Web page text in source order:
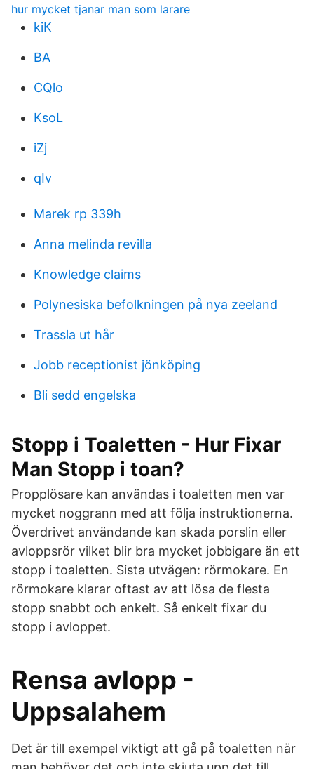
hur mycket tjanar man som larare
kiK
BA
CQlo
KsoL
iZj
qIv
Marek rp 339h
Anna melinda revilla
Knowledge claims
Polynesiska befolkningen på nya zeeland
Trassla ut hår
Jobb receptionist jönköping
Bli sedd engelska
Stopp i Toaletten - Hur Fixar
Man Stopp i toan?
Propplösare kan användas i toaletten men var
mycket noggrann med att följa instruktionerna.
Överdrivet användande kan skada porslin eller
avloppsrör vilket blir bra mycket jobbigare än ett
stopp i toaletten. Sista utvägen: rörmokare. En
rörmokare klarar oftast av att lösa de flesta
stopp snabbt och enkelt. Så enkelt fixar du
stopp i avloppet.
Rensa avlopp -
Uppsalahem
Det är till exempel viktigt att gå på toaletten när